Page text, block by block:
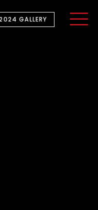
GALLERY